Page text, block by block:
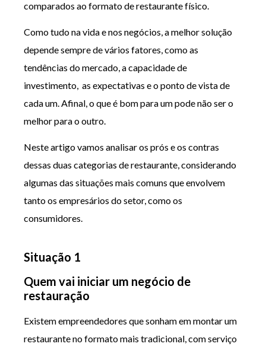
comparados ao formato de restaurante físico.
Como tudo na vida e nos negócios, a melhor solução
depende sempre de vários fatores, como as
tendências do mercado, a capacidade de
investimento, as expectativas e o ponto de vista de
cada um. Afinal, o que é bom para um pode não ser o
melhor para o outro.
Neste artigo vamos analisar os prós e os contras
dessas duas categorias de restaurante, considerando
algumas das situações mais comuns que envolvem
tanto os empresários do setor, como os
consumidores.
Situação 1
Quem vai iniciar um negócio de
restauração
Existem empreendedores que sonham em montar um
restaurante no formato mais tradicional, com serviço